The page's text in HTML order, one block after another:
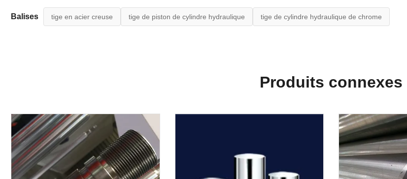
Balises tige en acier creuse tige de piston de cylindre hydraulique tige de cylindre hydraulique de chrome
Produits connexes